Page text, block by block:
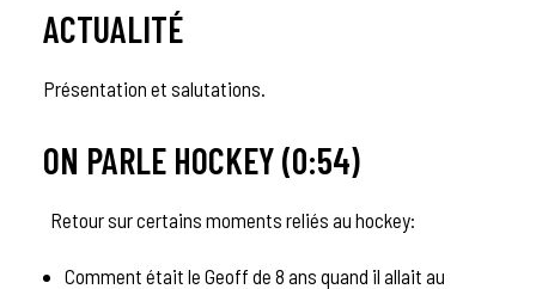
ACTUALITÉ
Présentation et salutations.
ON PARLE HOCKEY (0:54)
Retour sur certains moments reliés au hockey:
Comment était le Geoff de 8 ans quand il allait au